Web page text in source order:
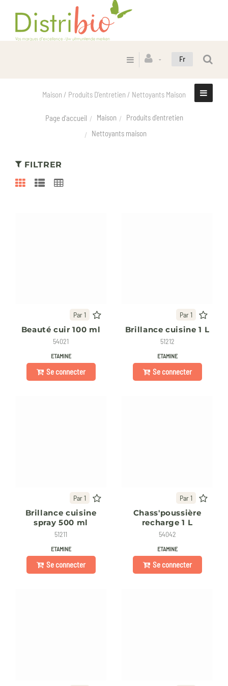
Fr
Maison / Produits D'entretien / Nettoyants Maison
Page d'accueil Maison
Produits d'entretien
Nettoyants maison
FILTRER
Par 1
Beauté cuir 100 ml
54021
ETAMINE
Se connecter
Par 1
Brillance cuisine 1 L
51212
ETAMINE
Se connecter
Par 1
Brillance cuisine
spray 500 ml
51211
ETAMINE
Se connecter
Par 1
Chass'poussière
recharge 1 L
54042
ETAMINE
Se connecter